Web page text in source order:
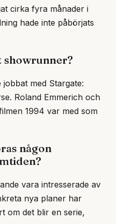
cirka fyra månader i
hade inte påbörjats
showrunner?
med Stargate:
Roland Emmerich och
1994 var med som
någon
vara intresserade av
nya planer har
om det blir en serie,